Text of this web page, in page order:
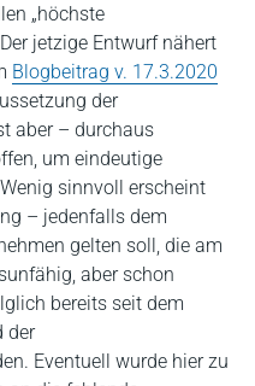
„höchste
jetzige Entwurf nähert
Blogbeitrag v. 17.3.2020
der
aber – durchaus
um eindeutige
sinnvoll erscheint
– jedenfalls dem
gelten soll, die am
aber schon
bereits seit dem
der
Eventuell wurde hier zu